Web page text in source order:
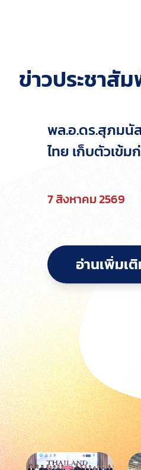
ข่าวประชาสั
พล.อ.ดร.สุภมนัส บุกตรังเยี่ยมให้กำลังใจ ทัพกรีฑาคนตา
ไทย เก็บตัวเข้ม
7 สิงหาคม 2569
อ่านเพิ่มเ